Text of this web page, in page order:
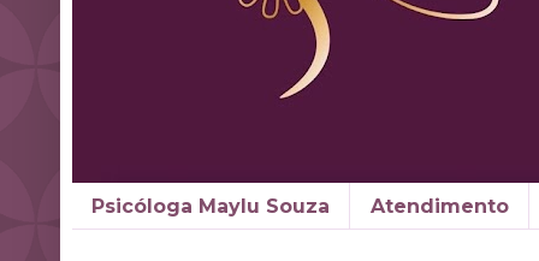
Psicóloga Maylu Souza Atendimento